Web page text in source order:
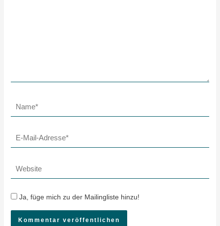
Name*
E-
Mail-
Website
Ja, füge mich zu der Mailingliste hinzu!